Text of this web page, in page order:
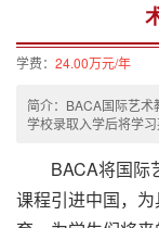
学费： 24.00万元/年
简介：BACA国际艺
学校录取入学后将学
BACA将国际艺
课程引进中国，